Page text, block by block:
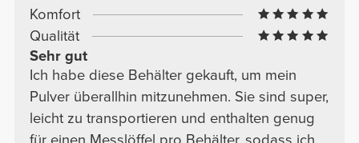
Komfort
Qualität
Sehr gut
Ich habe diese Behälter gekauft, um mein
Pulver überallhin mitzunehmen. Sie sind super,
leicht zu transportieren und enthalten genug